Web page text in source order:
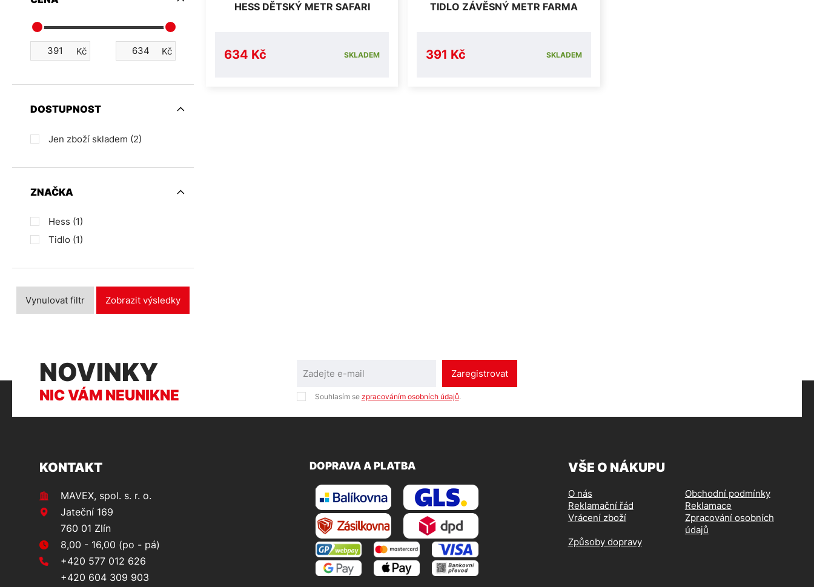
HESS DĚTSKÝ METR SAFARI
634 Kč SKLADEM
TIDLO ZÁVĚSNÝ METR FARMA
391 Kč SKLADEM
Kč Kč
DOSTUPNOST
Jen zboží skladem (2)
ZNAČKA
Hess (1)
Tidlo (1)
Vynulovat filtr Zobrazit výsledky
NOVINKY
NIC VÁM NEUNIKNE
Zaregistrovat
Souhlasím se zpracováním osobních údajů.
KONTAKT
MAVEX, spol. s. r. o.
Jateční 169
760 01 Zlín
8,00 - 16,00 (po - pá)
+420 577 012 626
+420 604 309 903
DOPRAVA A PLATBA VŠE O NÁKUPU
O nás
Obchodní podmínky
Reklamační řád
Reklamace
Vrácení zboží
Zpracování osobních
údajů
Způsoby dopravy